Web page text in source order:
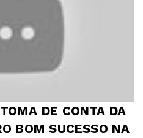
DE CONTA DA
BOM SUCESSO NA